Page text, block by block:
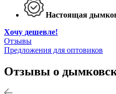
Настоящая
Хочу дешевле!
Отзывы
Предложения для оптовиков
Отзывы о